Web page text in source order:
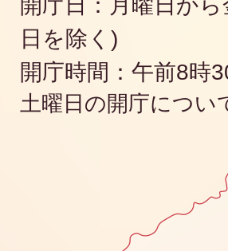
開庁日：月曜日か
日を除く)
開庁時間：午前8時
土曜日の開庁につい